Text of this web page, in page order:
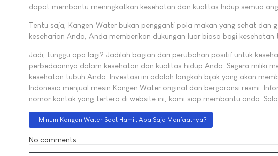
dapat membantu meningkatkan kesehatan dan kualitas hidup semua
Tentu saja, Kangen Water bukan pengganti pola makan yang sehat
keseharian Anda, Anda memberikan dukungan luar biasa bagi
Jadi, tunggu apa lagi? Jadilah bagian dari perubahan positif untuk
perbedaannya dalam kesehatan dan kualitas hidup Anda. Segera miliki
kesehatan tubuh Anda. Investasi ini adalah langkah bijak yang akan
Indonesia menjual mesin Kangen Water original dan bergaransi resmi.
nomor kontak yang tertera di website ini, kami siap membantu anda.
Previous article: Minum Kangen Water Saat Hamil, Apa Saja Manfaatnya?
Minum Kangen Water Saat Hamil, Apa Saja Manfaatnya?
No comments